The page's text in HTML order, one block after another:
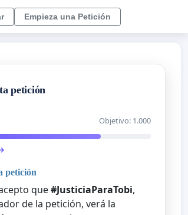
Empieza una Petición
petición
Objetivo: 1.000
petición
que#JusticiaParaTobi,
de la petición, verá la